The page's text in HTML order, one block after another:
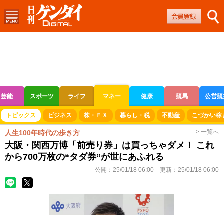
芸能 スポーツ ライフ マネー 健康 競馬 公営
ボートレース 競輪 オートレース
トピックス ビジネス 株・ＦＸ 暮らし・税 不動産 こづかい稼
人生100年時代の歩き方 > 一覧へ
大阪・関西万博「前売り券」は買っちゃダメ！ これ
から700万枚の“タダ券”が世にあふれる
公開： 25/01/18 06:00 更新： 25/01/18 06:00